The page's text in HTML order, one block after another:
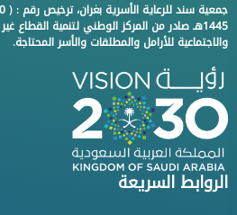
1445هـ صادر من المركز الوطني لتنمية القطاع
والاجتماعية للأرامل والمطلقات والأسر المحتاجة.
الروابط السريعة